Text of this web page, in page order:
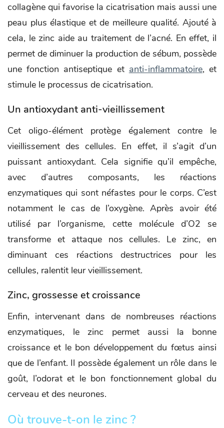
collagène qui favorise la cicatrisation mais aussi une
peau plus élastique et de meilleure qualité. Ajouté à
cela, le zinc aide au traitement de l’acné. En effet, il
permet de diminuer la production de sébum, possède
une fonction antiseptique et anti-inflammatoire, et
stimule le processus de cicatrisation.
Un antioxydant anti-vieillissement
Cet oligo-élément protège également contre le
vieillissement des cellules. En effet, il s’agit d’un
puissant antioxydant. Cela signifie qu’il empêche,
avec d’autres composants, les réactions
enzymatiques qui sont néfastes pour le corps. C’est
notamment le cas de l’oxygène. Après avoir été
utilisé par l’organisme, cette molécule d’O2 se
transforme et attaque nos cellules. Le zinc, en
diminuant ces réactions destructrices pour les
cellules, ralentit leur vieillissement.
Zinc, grossesse et croissance
Enfin, intervenant dans de nombreuses réactions
enzymatiques, le zinc permet aussi la bonne
croissance et le bon développement du fœtus ainsi
que de l’enfant. Il possède également un rôle dans le
goût, l’odorat et le bon fonctionnement global du
cerveau et des neurones.
Où trouve-t-on le zinc ?